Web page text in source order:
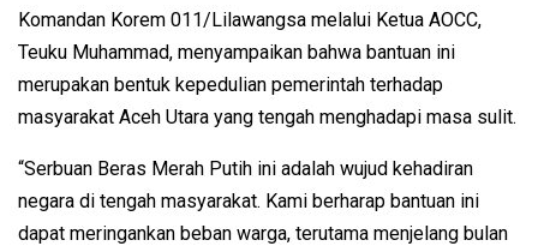
Komandan Korem 011/Lilawangsa melalui Ketua AOCC,
Teuku Muhammad, menyampaikan bahwa bantuan ini
merupakan bentuk kepedulian pemerintah terhadap
masyarakat Aceh Utara yang tengah menghadapi masa sulit.
“Serbuan Beras Merah Putih ini adalah wujud kehadiran
negara di tengah masyarakat. Kami berharap bantuan ini
dapat meringankan beban warga, terutama menjelang bulan